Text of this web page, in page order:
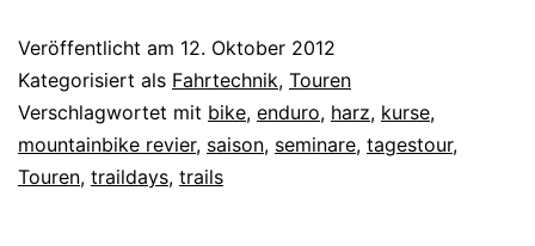
Veröffentlicht am 12. Oktober 2012
Kategorisiert als Fahrtechnik, Touren
Verschlagwortet mit bike, enduro, harz, kurse,
mountainbike revier, saison, seminare, tagestour,
Touren, traildays, trails